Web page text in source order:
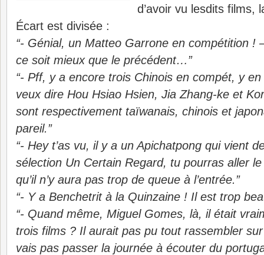
d’avoir vu lesdits films,
Écart est divisée :
“- Génial, un Matteo Garrone en compétition !
ce soit mieux que le précédent…”
“- Pff, y a encore trois Chinois en compét, y
veux dire Hou Hsiao Hsien, Jia Zhang-ke et
sont respectivement taïwanais, chinois et
pareil.”
“- Hey t’as vu, il y a un Apichatpong qui vient
sélection Un Certain Regard, tu pourras aller le
qu’il n’y aura pas trop de queue à l’entrée.”
“- Y a Benchetrit à la Quinzaine ! Il est trop
“- Quand même, Miguel Gomes, là, il était
trois films ? Il aurait pas pu tout rassembler
vais pas passer la journée à écouter du